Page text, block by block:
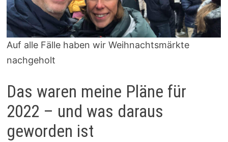
Auf alle Fälle haben wir Weihnachtsmärkte
nachgeholt
Das waren meine Pläne für
2022 – und was daraus
geworden ist